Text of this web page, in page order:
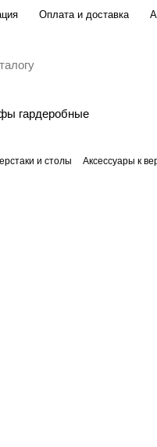
Оплата и доставка
гардеробные
и столы Аксессуары к